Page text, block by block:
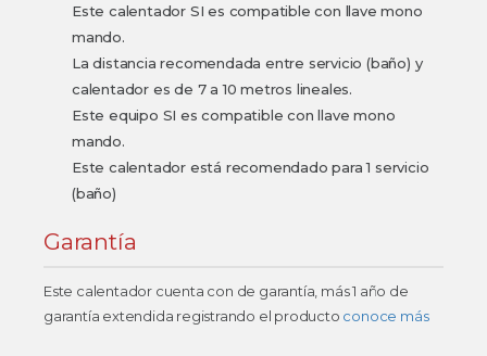
Este calentador SI es compatible con llave mono
mando.
La distancia recomendada entre servicio (baño) y
calentador es de 7 a 10 metros lineales.
Este equipo SI es compatible con llave mono
mando.
Este calentador está recomendado para 1 servicio
(baño)
Garantía
Este calentador cuenta con de garantía, más 1 año de
garantía extendida registrando el producto conoce más